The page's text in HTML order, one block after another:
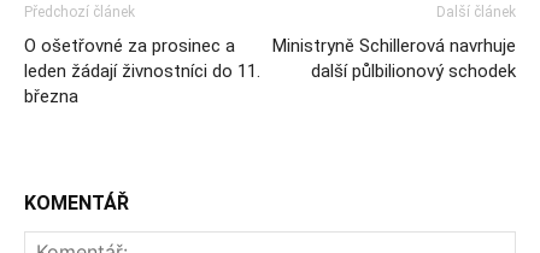
Předchozí článek
O ošetřovné za prosinec a
leden žádají živnostníci do 11.
března
Další článek
Ministryně Schillerová navrhuje
další půlbilionový schodek
KOMENTÁŘ